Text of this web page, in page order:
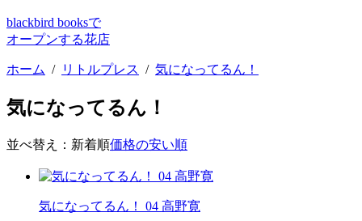
blackbird booksで
オープンする花店
ホーム / リトルプレス / 気になってるん！
気になってるん！
並べ替え： 新着順価格の安い順
気になってるん！ 04 高野寛